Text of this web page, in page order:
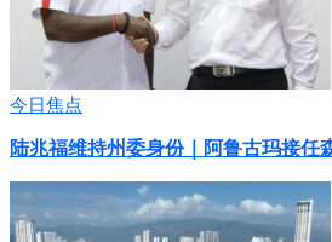
今日焦点
陆兆福维持州委身份｜阿鲁古玛接任